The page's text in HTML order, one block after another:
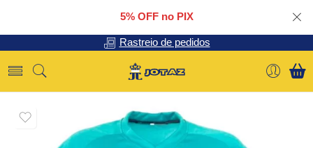
5% OFF no PIX
Rastreio de pedidos